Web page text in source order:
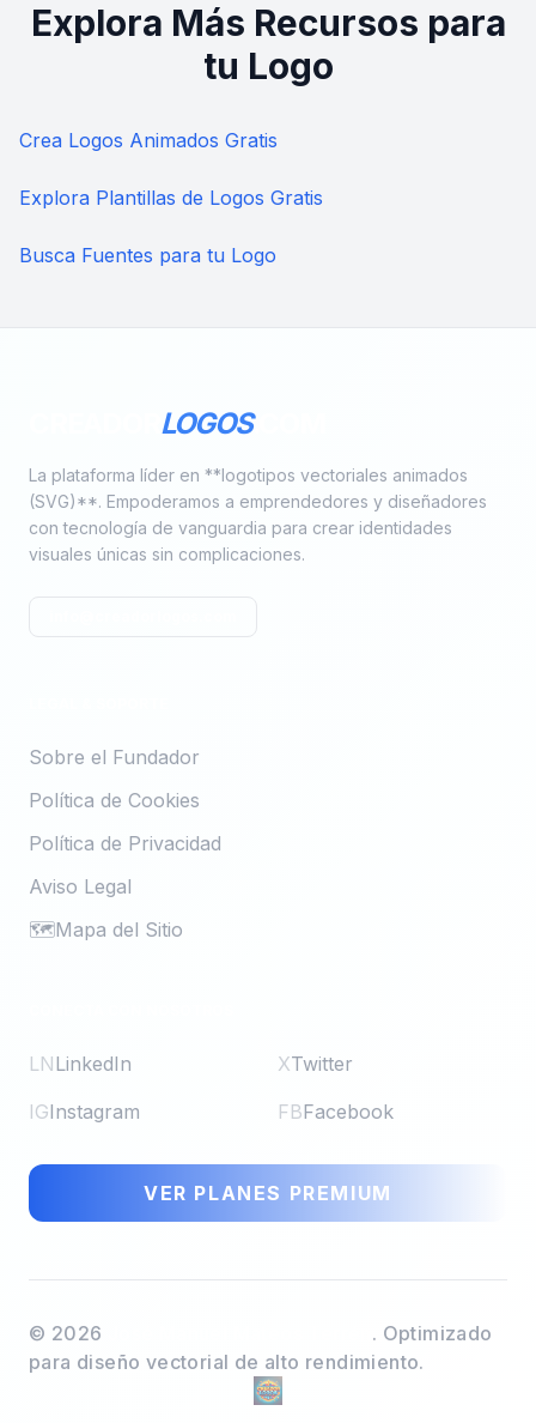
Explora Más Recursos para
tu Logo
Crea Logos Animados Gratis
Explora Plantillas de Logos Gratis
Busca Fuentes para tu Logo
LOGOS.COM
La plataforma líder en **logotipos vectoriales animados
(SVG)**. Empoderamos a emprendedores y diseñadores
con tecnología de vanguardia para crear identidades
visuales únicas sin complicaciones.
Sobre el Fundador
Política de Cookies
Política de Privacidad
Aviso Legal
🗺️Mapa del Sitio
LNLinkedIn XTwitter
IGInstagram FBFacebook
VER PLANES PREMIUM
© 2026
. Optimizado
para diseño vectorial de alto rendimiento.